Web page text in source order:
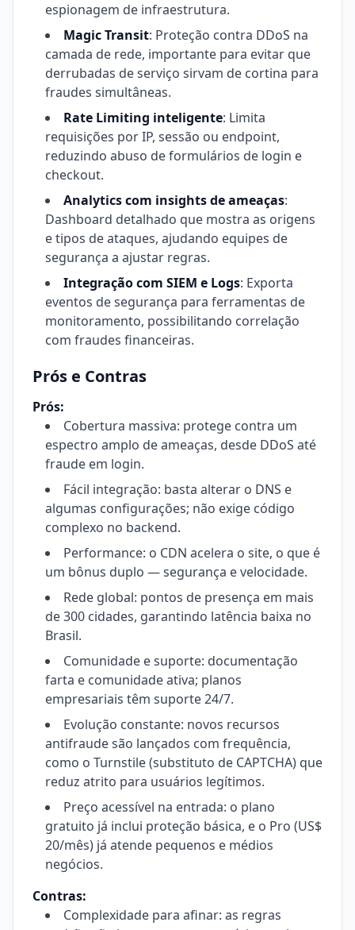
espionagem de infraestrutura.
Magic Transit: Proteção contra DDoS na
camada de rede, importante para evitar que
derrubadas de serviço sirvam de cortina para
fraudes simultâneas.
Rate Limiting inteligente: Limita
requisições por IP, sessão ou endpoint,
reduzindo abuso de formulários de login e
checkout.
Analytics com insights de ameaças:
Dashboard detalhado que mostra as origens
e tipos de ataques, ajudando equipes de
segurança a ajustar regras.
Integração com SIEM e Logs: Exporta
eventos de segurança para ferramentas de
monitoramento, possibilitando correlação
com fraudes financeiras.
Prós e Contras
Prós:
Cobertura massiva: protege contra um
espectro amplo de ameaças, desde DDoS até
fraude em login.
Fácil integração: basta alterar o DNS e
algumas configurações; não exige código
complexo no backend.
Performance: o CDN acelera o site, o que é
um bônus duplo — segurança e velocidade.
Rede global: pontos de presença em mais
de 300 cidades, garantindo latência baixa no
Brasil.
Comunidade e suporte: documentação
farta e comunidade ativa; planos
empresariais têm suporte 24/7.
Evolução constante: novos recursos
antifraude são lançados com frequência,
como o Turnstile (substituto de CAPTCHA) que
reduz atrito para usuários legítimos.
Preço acessível na entrada: o plano
gratuito já inclui proteção básica, e o Pro (US$
20/mês) já atende pequenos e médios
negócios.
Contras:
Complexidade para afinar: as regras